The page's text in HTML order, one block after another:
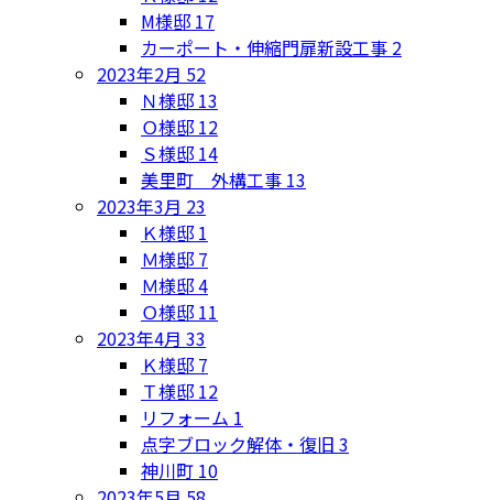
M様邸 17
カーポート・伸縮門扉新設工事 2
2023年2月 52
Ｎ様邸 13
Ｏ様邸 12
Ｓ様邸 14
美里町 外構工事 13
2023年3月 23
Ｋ様邸 1
Ｍ様邸 7
Ｍ様邸4
Ｏ様邸 11
2023年4月 33
Ｋ様邸 7
Ｔ様邸 12
リフォーム 1
点字ブロック解体・復旧 3
神川町 10